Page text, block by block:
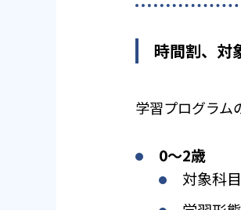
時間割、対
学習プログラム
0〜2歳
対象科